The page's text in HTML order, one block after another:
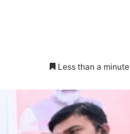
Less than a minute